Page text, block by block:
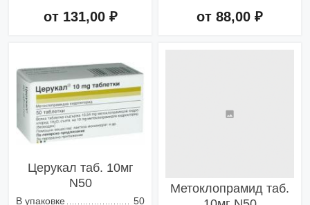
от 131,00 ₽ от 88,00 ₽
Церукал таб. 10мг
N50
В упаковке
50
Метоклопрамид таб.